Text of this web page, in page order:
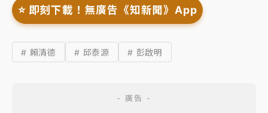
⭐️ 即刻下載！無廣告《知新聞》App
# 賴清德 # 邱泰源 # 彭啟明